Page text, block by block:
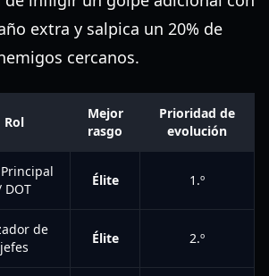
extra y salpica un 20% de
cercanos.
Rol
Mejor
rasgo
Prioridad de
evolución
Principal
DOT
Élite 1.º
de
jefes
Élite 2.º